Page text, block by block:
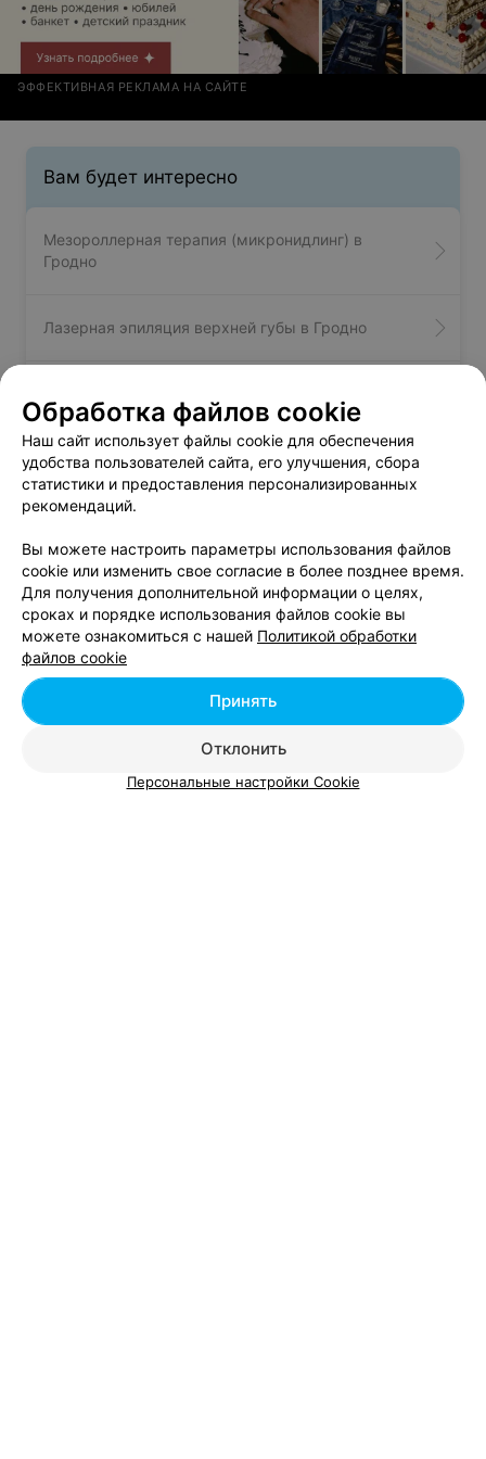
можно по карте. Очень все удобно, нов первое время
для новых отдыхающих не хватает информации где что
находится. Как вариант можно было бы поставить
указатели на территории.
ЭФФЕКТИВНАЯ РЕКЛАМА НА САЙТЕ
Вам будет интересно
Мезороллерная терапия (микронидлинг) в
Гродно
Лазерная эпиляция верхней губы в Гродно
Карбокситерапия - цена в Гродно
«Золотая» альгинатная маска с эффектом
«второй кожи»
от 28 руб.
Альгинатная маска
от 10 руб.
Альгинатная маска для лица «Aravia»
от 16 руб.
Альгинатная маска для лица «Janssen»
Безинъекционная карбокситерапия
от 55 руб.
Неинвазивная карбокситерапия
Обработка файлов cookie
Наш сайт использует файлы cookie для обеспечения
удобства пользователей сайта, его улучшения, сбора
статистики и предоставления персонализированных
рекомендаций.
Вы можете настроить параметры использования файлов
cookie или изменить свое согласие в более позднее время.
Для получения дополнительной информации о целях,
сроках и порядке использования файлов cookie вы
можете ознакомиться с нашей Политикой обработки
файлов cookie
Отклонить
Принять
Персональные настройки Cookie